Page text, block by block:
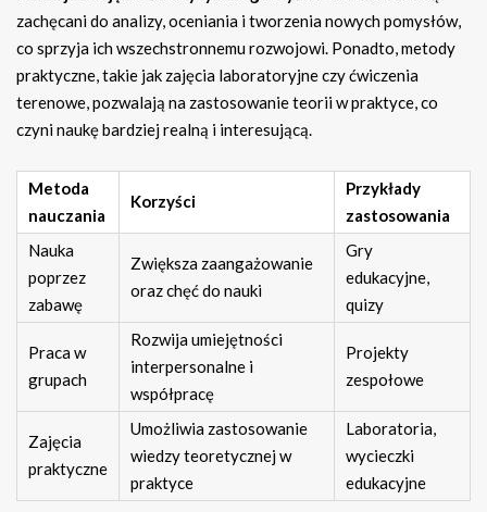
zachęcani do analizy, oceniania i tworzenia nowych pomysłów,
co sprzyja ich wszechstronnemu rozwojowi. Ponadto, metody
praktyczne, takie jak zajęcia laboratoryjne czy ćwiczenia
terenowe, pozwalają na zastosowanie teorii w praktyce, co
czyni naukę bardziej realną i interesującą.
Metoda
nauczania
Korzyści
Przykłady
zastosowania
Nauka
poprzez
zabawę
Zwiększa zaangażowanie
oraz chęć do nauki
Gry
edukacyjne,
quizy
Praca w
grupach
Rozwija umiejętności
interpersonalne i
współpracę
Projekty
zespołowe
Zajęcia
praktyczne
Umożliwia zastosowanie
wiedzy teoretycznej w
praktyce
Laboratoria,
wycieczki
edukacyjne